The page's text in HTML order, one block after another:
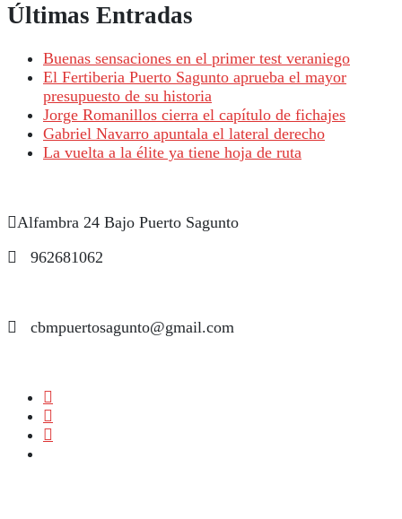
Últimas Entradas
Buenas sensaciones en el primer test veraniego
El Fertiberia Puerto Sagunto aprueba el mayor
presupuesto de su historia
Jorge Romanillos cierra el capítulo de fichajes
Gabriel Navarro apuntala el lateral derecho
La vuelta a la élite ya tiene hoja de ruta
Alfambra 24 Bajo Puerto Sagunto
962681062
cbmpuertosagunto@gmail.com